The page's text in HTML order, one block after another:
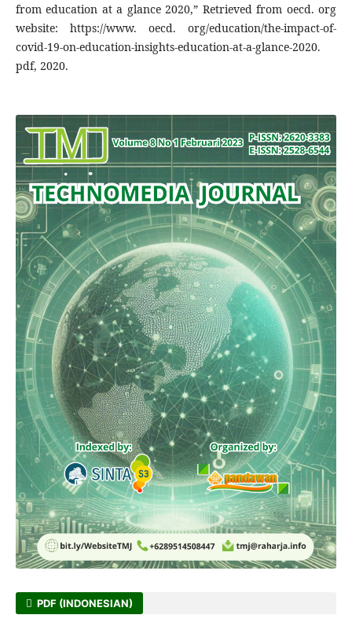
from education at a glance 2020,” Retrieved from oecd. org
website: https://www. oecd. org/education/the-impact-of-
covid-19-on-education-insights-education-at-a-glance-2020.
pdf, 2020.
PDF (INDONESIAN)